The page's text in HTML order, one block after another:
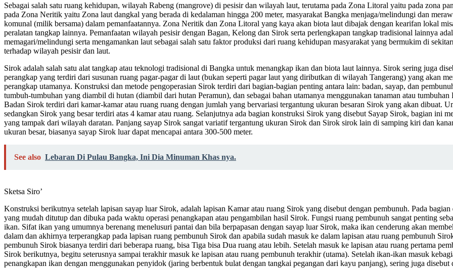
Sebagai salah satu ruang kehidupan, wilayah Rabeng (mangrove) di pesisir dan wilayah laut, terutama pada Zona Litoral yaitu pada zona
pada Zona Neritik yaitu Zona laut dangkal yang berada di kedalaman hingga 200 meter, masyarakat Bangka menjaga/melindungi dan
komunal (milik bersama) dalam pemanfaatannya. Zona Neritik dan Zona Litoral yang kaya akan biota laut dibajak dengan kearifan lokal
peralatan tangkap lainnya. Pemanfaatan wilayah pesisir dengan Bagan, Kelong dan Sirok serta perlengkapan tangkap tradisional lainnya
memagari/melindungi serta mengamankan laut sebagai salah satu faktor produksi dari ruang kehidupan masyarakat yang bermukim di
terhadap wilayah pesisir dan laut.
Sirok adalah salah satu alat tangkap atau teknologi tradisional di Bangka untuk menangkap ikan dan biota laut lainnya. Sirok sering juga
perangkap yang terdiri dari susunan ruang pagar-pagar di laut (bukan seperti pagar laut yang diributkan di wilayah Tangerang) yang akan
perangkap utamanya. Konstruksi dan metode pengoperasian Sirok terdiri dari bagian-bagian penting antara lain: badan, sayap, dan
tumbuh-tumbuhan yang diambil di hutan (diambil dari hutan Peramun), dan sebagai bahan utamanya menggunakan tanaman atau
Badan Sirok terdiri dari kamar-kamar atau ruang ruang dengan jumlah yang bervariasi tergantung ukuran besaran Sirok yang akan dibuat.
sedangkan Sirok yang besar terdiri atas 4 kamar atau ruang. Selanjutnya ada bagian konstruksi Sirok yang disebut Sayap Sirok, bagian ini
yang tampak dari wilayah daratan. Panjang sayap Sirok sangat variatif tergantung ukuran Sirok dan Sirok sirok lain di samping kiri dan
ukuran besar, biasanya sayap Sirok luar dapat mencapai antara 300-500 meter.
See also Lebaran Di Pulau Bangka, Ini Dia Minuman Khas nya.
Sketsa Siro’
Konstruksi berikutnya setelah lapisan sayap luar Sirok, adalah lapisan Kamar atau ruang Sirok yang disebut dengan pembunuh. Pada
yang mudah ditutup dan dibuka pada waktu operasi penangkapan atau pengambilan hasil Sirok. Fungsi ruang pembunuh sangat penting
ikan. Sifat ikan yang umumnya berenang menelusuri pantai dan bila berpapasan dengan sayap luar Sirok, maka ikan cenderung akan
dalam dan akhirnya terperangkap pada lapisan ruang pembunuh Sirok dan apabila sudah masuk ke dalam lapisan atau ruang pembunuh
pembunuh Sirok biasanya terdiri dari beberapa ruang, bisa Tiga bisa Dua ruang atau lebih. Setelah masuk ke lapisan atau ruang pertama
Sirok berikutnya, begitu seterusnya sampai terakhir masuk ke lapisan atau ruang pembunuh terakhir (utama). Setelah ikan-ikan masuk
penangkapan ikan dengan menggunakan penyidok (jaring berbentuk bulat dengan tangkai pegangan dari kayu panjang), sering juga disebut